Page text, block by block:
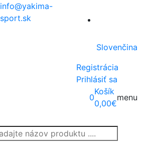
info@yakima-
sport.sk
Slovenčina
Registrácia
Prihlásiť sa
0
Košík
0,00€
menu